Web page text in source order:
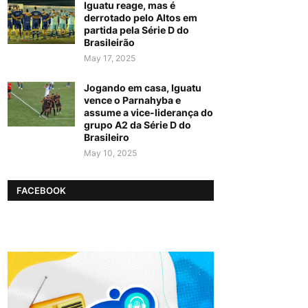
Iguatu reage, mas é
derrotado pelo Altos em
partida pela Série D do
Brasileirão
May 17, 2025
Jogando em casa, Iguatu
vence o Parnahyba e
assume a vice-liderança do
grupo A2 da Série D do
Brasileiro
May 10, 2025
FACEBOOK